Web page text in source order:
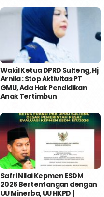
Wakil Ketua DPRD Sulteng, Hj
Arnila : Stop Aktivitas PT
GMU, Ada Hak Pendidikan
Anak Tertimbun
Safri Nilai Kepmen ESDM
2026 Bertentangan dengan
UU Minerba, UU HKPD |